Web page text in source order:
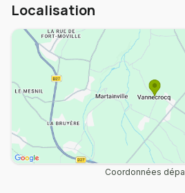
Localisation
Coordonnées